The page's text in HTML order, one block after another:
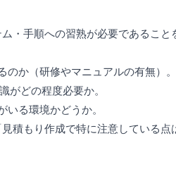
・手順への習熟が必要であるこ
か（研修やマニュアルの有無）。
がどの程度必要か。
いる環境かどうか。
積もり作成で特に注意している